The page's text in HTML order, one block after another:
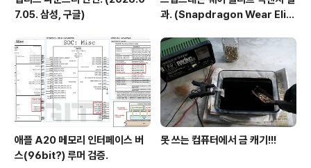
7.05. 삼성, 구글)
과. (Snapdragon Wear Elit
애플 A20 메모리 인터페이스 버
스(96bit?) 루머 검증.
못 쓰는 컴퓨터에서 금 캐기!!!